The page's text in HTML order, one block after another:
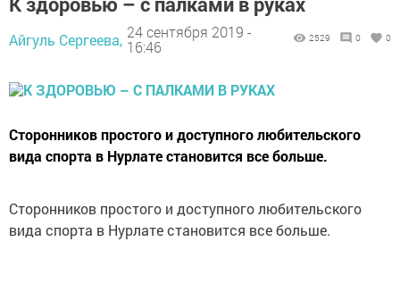
Айгуль Сергеева, 24 сентября 2019 -
16:46
2529 0 0
Сторонников простого и доступного любительского
вида спорта в Нурлате становится все больше.
Сторонников простого и доступного любительского
вида спорта в Нурлате становится все больше.